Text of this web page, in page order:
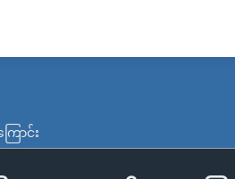
ောင်း